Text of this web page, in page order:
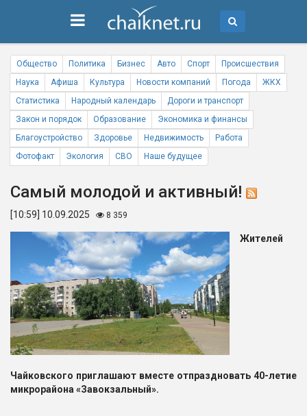
Общество Политика Бизнес Авто Спорт
Происшествия
Наука
Афиша Культура Новости компаний Погода
ЖКХ
Статистика
Народный календарь
Дороги и транспорт
Закон и порядок
Образование
Экономика и финансы
Благоустройство
Здоровье Недвижимость
Работа
Фотофакт
Экология СВО Наше будущее
Самый молодой и активный!
[10:59] 10.09.2025 8 359
Жителей
Чайковского приглашают вместе отпраздновать 40-летие
микрорайона «Завокзальный».